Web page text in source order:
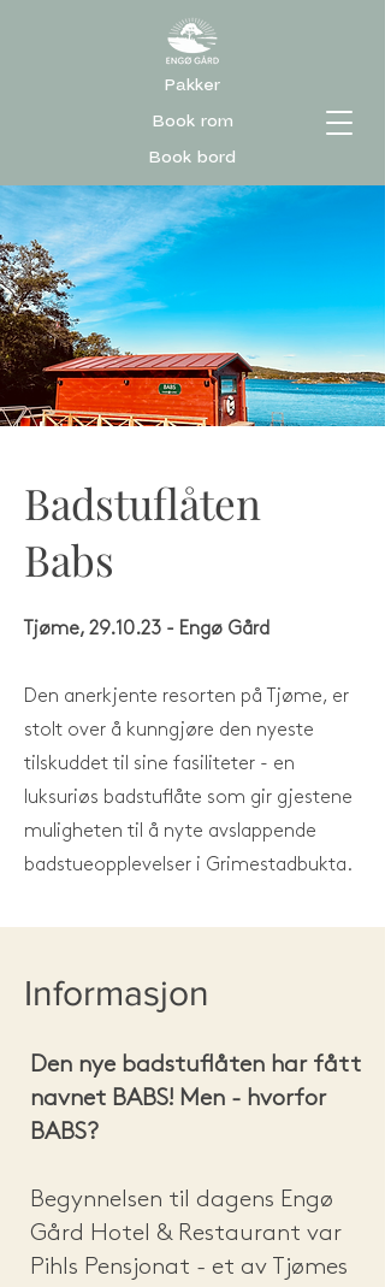
Book rom
Book bord
Pakker
Badstuflåten
Babs
Tjøme, 29.10.23 - Engø Gård
Den anerkjente resorten på Tjøme, er
stolt over å kunngjøre den nyeste
tilskuddet til sine fasiliteter - en
luksuriøs badstuflåte som gir gjestene
muligheten til å nyte avslappende
badstueopplevelser i Grimestadbukta.
Informasjon
Den nye badstuflåten har fått
navnet BABS! Men - hvorfor
BABS?
Begynnelsen til dagens Engø
Gård Hotel & Restaurant var
Pihls Pensjonat - et av Tjømes